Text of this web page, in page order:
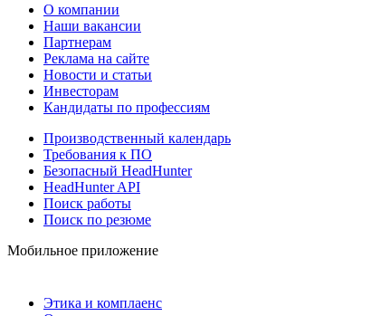
О компании
Наши вакансии
Партнерам
Реклама на сайте
Новости и статьи
Инвесторам
Кандидаты по профессиям
Производственный календарь
Требования к ПО
Безопасный HeadHunter
HeadHunter API
Поиск работы
Поиск по резюме
Мобильное приложение
Этика и комплаенс